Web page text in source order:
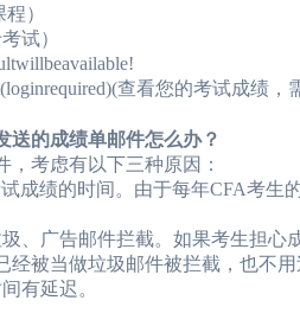
）
试）
查看您的考试成绩，
的成绩单邮件怎么办？
考虑有以下三种原因：
绩的时间。由于每年CFA考生
广告邮件拦截。如果考生担心成
被当做垃圾邮件被拦截，也不用
有延迟。